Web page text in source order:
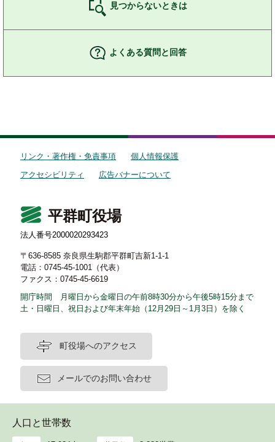
見つからないときは
よくある質問と回答
リンク・著作権・免責事項
個人情報保護
アクセシビリティ
広告バナーについて
平群町役場
法人番号2000020293423
〒636-8585 奈良県生駒郡平群町吉新1-1-1
電話：0745-45-1001（代表）
ファクス：0745-45-6619
開庁時間 月曜日から金曜日の午前8時30分から午後5時15分まで
土・日曜日、祝日および年末年始（12月29日～1月3日）を除く
町役場へのアクセス
メールでのお問い合わせ
人口と世帯数